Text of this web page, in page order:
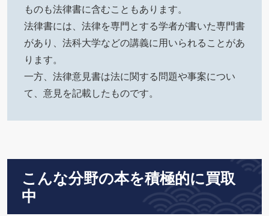
ものも法律書に含むこともあります。
法律書には、法律を専門とする学者が書いた専門書
があり、法科大学などの講義に用いられることがあ
ります。
一方、法律意見書は法に関する問題や事案につい
て、意見を記載したものです。
こんな分野の本を積極的に買取
中